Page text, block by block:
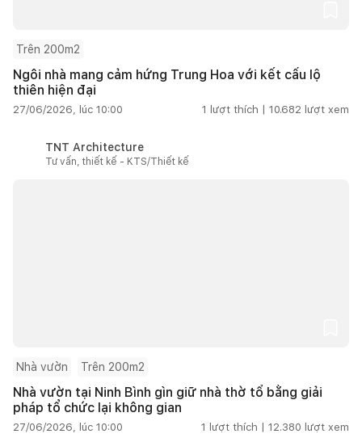
Trên 200m2
Ngôi nhà mang cảm hứng Trung Hoa với kết cấu lộ
thiên hiện đại
27/06/2026, lúc 10:00 1 lượt thích | 10.682 lượt xem
TNT Architecture
Tư vấn, thiết kế - KTS/Thiết kế
Nhà vườn Trên 200m2
Nhà vườn tại Ninh Bình gìn giữ nhà thờ tổ bằng giải
pháp tổ chức lại không gian
27/06/2026, lúc 10:00 1 lượt thích | 12.380 lượt xem